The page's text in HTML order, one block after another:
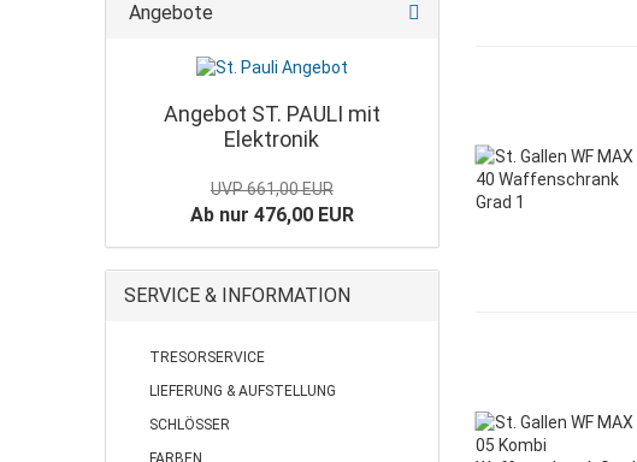
Angebote
Angebot ST. PAULI mit
Elektronik
UVP 661,00 EUR
Ab nur 476,00 EUR
SERVICE & INFORMATION
TRESORSERVICE
LIEFERUNG & AUFSTELLUNG
SCHLÖSSER
FARBEN